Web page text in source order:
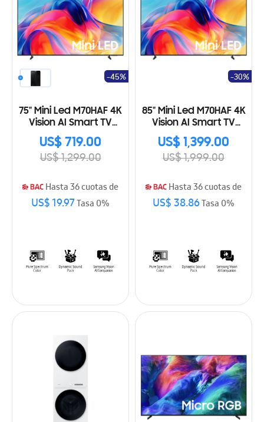
75" Mini Led M70HAF 4K
Vision AI Smart TV
(2026)
US$ 719.00
US$ 1,299.00
-45%
Hasta 36 cuotas de
US$ 19.97Tasa 0%
85" Mini Led M70HAF 4K
Vision AI Smart TV
(2026)
US$ 1,399.00
US$ 1,999.00
-30%
Hasta 36 cuotas de
US$ 38.86Tasa 0%